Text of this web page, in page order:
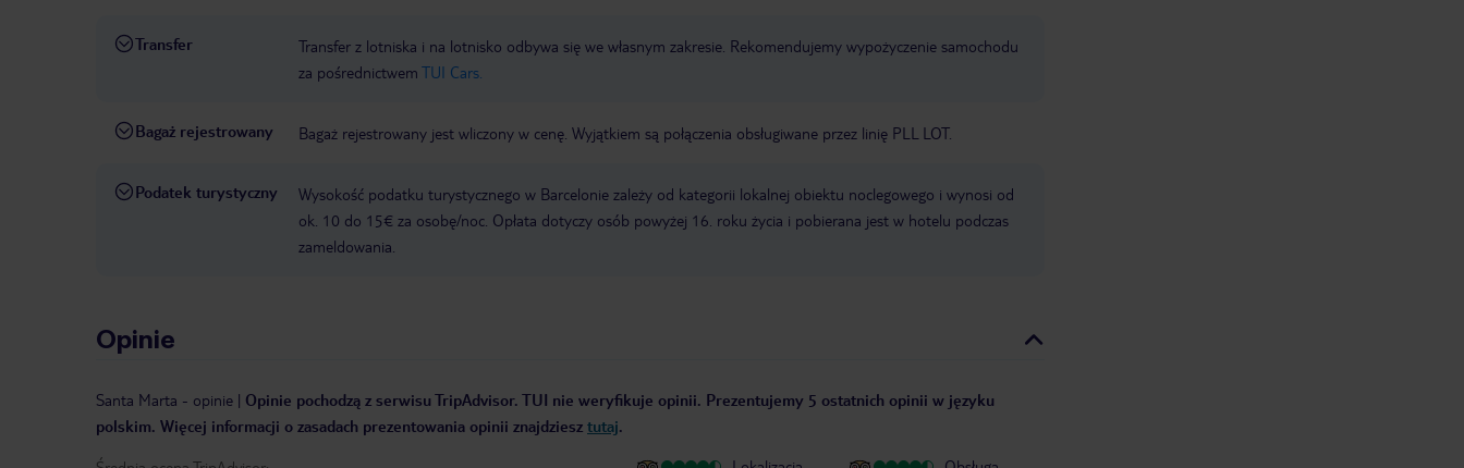
Transfer
Transfer z lotniska i na lotnisko odbywa się we własnym zakresie. Rekomendujemy wypożyczenie samochodu
za pośrednictwem TUI Cars.
Bagaż rejestrowany Bagaż rejestrowany jest wliczony w cenę. Wyjątkiem są połączenia obsługiwane przez linię PLL LOT.
Podatek turystyczny
Wysokość podatku turystycznego w Barcelonie zależy od kategorii lokalnej obiektu noclegowego i wynosi od
ok. 10 do 15€ za osobę/noc. Opłata dotyczy osób powyżej 16. roku życia i pobierana jest w hotelu podczas
zameldowania.
Opinie
Santa Marta - opinie | Opinie pochodzą z serwisu TripAdvisor. TUI nie weryfikuje opinii. Prezentujemy 5 ostatnich opinii w języku
polskim. Więcej informacji o zasadach prezentowania opinii znajdziesz tutaj.